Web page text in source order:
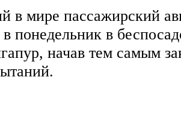
в мире пассажирский
в понедельник в
начав тем самым